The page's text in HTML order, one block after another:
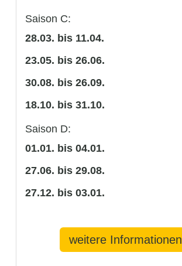
Saison C:
28.03. bis 11.04.
23.05. bis 26.06.
30.08. bis 26.09.
18.10. bis 31.10.
Saison D:
01.01. bis 04.01.
27.06. bis 29.08.
27.12. bis 03.01.
weitere Informationen